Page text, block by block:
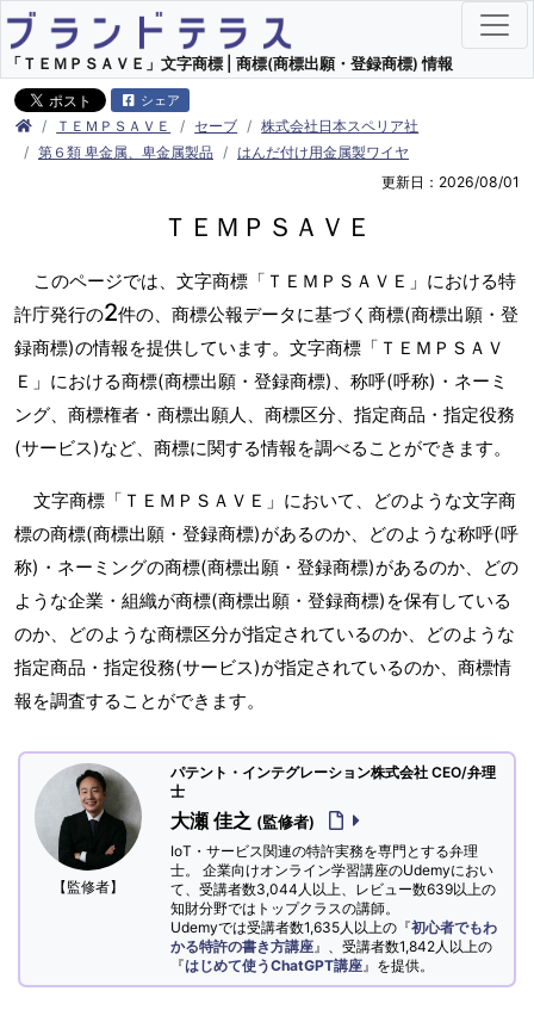
「ＴＥＭＰＳＡＶＥ」文字商標 | 商標(商標出願・登録商標) 情報
シェア
ＴＥＭＰＳＡＶＥ セーブ
株式会社日本スペリア社
第６類 卑金属、卑金属製品
はんだ付け用金属製ワイヤ
更新日：2026/08/01
ＴＥＭＰＳＡＶＥ
このページでは、文字商標「ＴＥＭＰＳＡＶＥ」における特
許庁発行の2件の、商標公報データに基づく商標(商標出願・登
録商標)の情報を提供しています。文字商標「ＴＥＭＰＳＡＶ
Ｅ」における商標(商標出願・登録商標)、称呼(呼称)・ネーミ
ング、商標権者・商標出願人、商標区分、指定商品・指定役務
(サービス)など、商標に関する情報を調べることができます。
文字商標「ＴＥＭＰＳＡＶＥ」において、どのような文字商
標の商標(商標出願・登録商標)があるのか、どのような称呼(呼
称)・ネーミングの商標(商標出願・登録商標)があるのか、どの
ような企業・組織が商標(商標出願・登録商標)を保有している
のか、どのような商標区分が指定されているのか、どのような
指定商品・指定役務(サービス)が指定されているのか、商標情
報を調査することができます。
【監修者】
パテント・インテグレーション株式会社 CEO/弁理
士
大瀬 佳之 (監修者)
IoT・サービス関連の特許実務を専門とする弁理
士。 企業向けオンライン学習講座のUdemyにおい
て、受講者数3,044人以上、レビュー数639以上の
知財分野ではトップクラスの講師。
Udemyでは受講者数1,635人以上の『初心者でもわ
かる特許の書き方講座 』、受講者数1,842人以上の
『はじめて使うChatGPT講座 』を提供。